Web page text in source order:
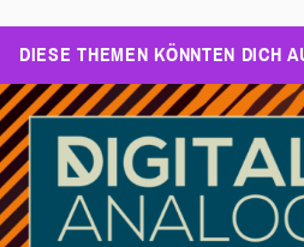
DIESE THEMEN KÖNNTEN DICH